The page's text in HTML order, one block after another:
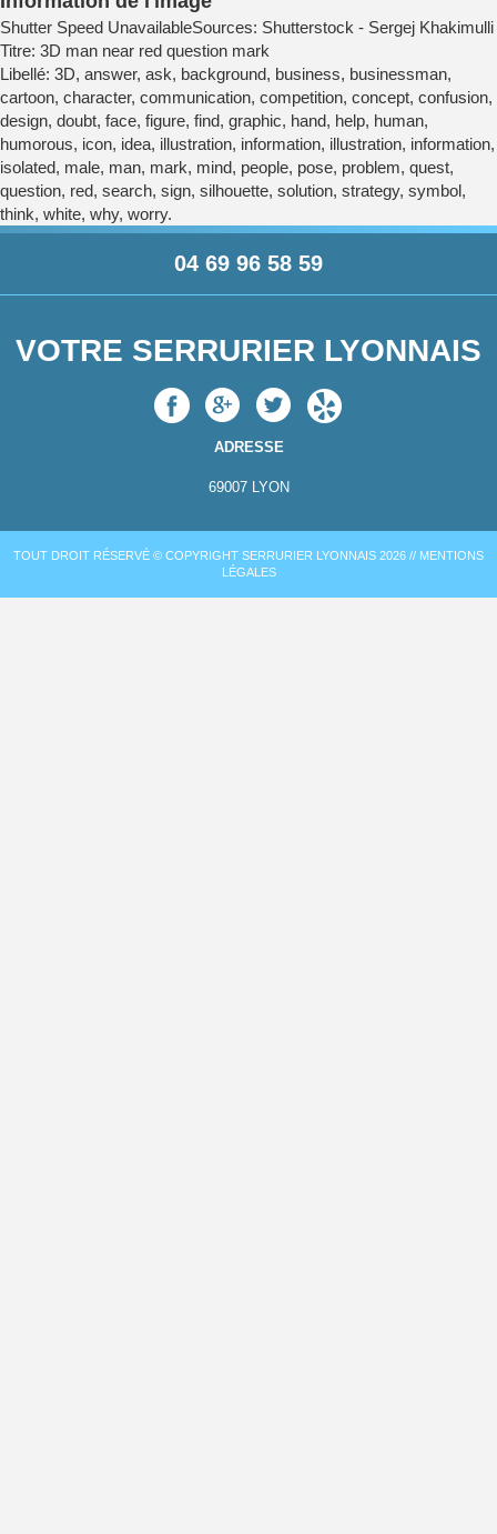
Shutter Speed UnavailableSources: Shutterstock - Sergej Khakimulli
Titre: 3D man near red question mark
Libellé: 3D, answer, ask, background, business, businessman,
cartoon, character, communication, competition, concept, confusion,
design, doubt, face, figure, find, graphic, hand, help, human,
humorous, icon, idea, illustration, information, illustration, information,
isolated, male, man, mark, mind, people, pose, problem, quest,
question, red, search, sign, silhouette, solution, strategy, symbol,
think, white, why, worry.
04 69 96 58 59
VOTRE SERRURIER LYONNAIS
ADRESSE
69007 LYON
TOUT DROIT RÉSERVÉ © COPYRIGHT SERRURIER LYONNAIS 2026 // MENTIONS
LÉGALES